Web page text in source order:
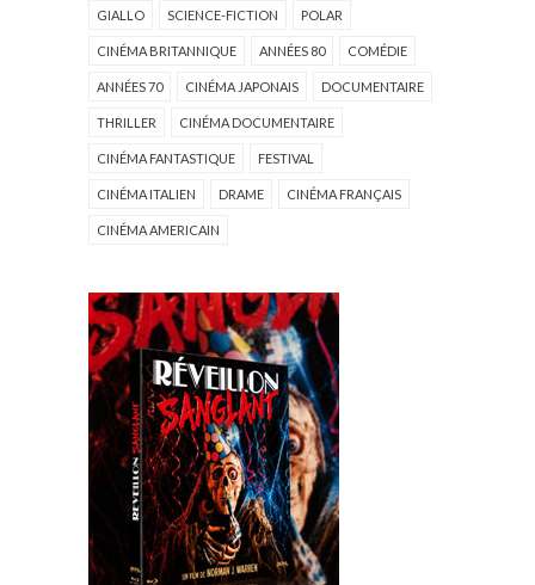
GIALLO SCIENCE-FICTION POLAR
CINÉMA BRITANNIQUE ANNÉES 80 COMÉDIE
ANNÉES 70 CINÉMA JAPONAIS DOCUMENTAIRE
THRILLER CINÉMA DOCUMENTAIRE
CINÉMA FANTASTIQUE FESTIVAL
CINÉMA ITALIEN DRAME CINÉMA FRANÇAIS
CINÉMA AMERICAIN